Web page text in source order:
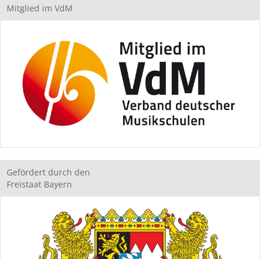
Mitglied im VdM
Gefördert durch den
Freistaat Bayern